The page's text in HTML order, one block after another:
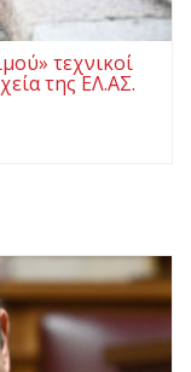
τεχνικοί
της ΕΛ.ΑΣ.